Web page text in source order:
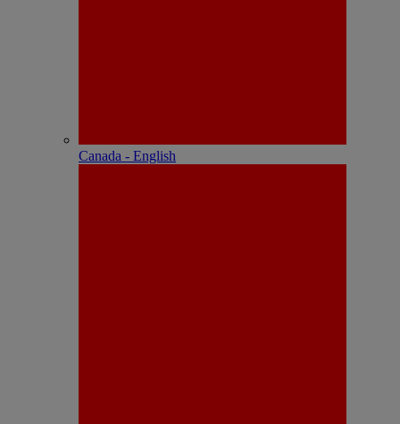
Canada - English